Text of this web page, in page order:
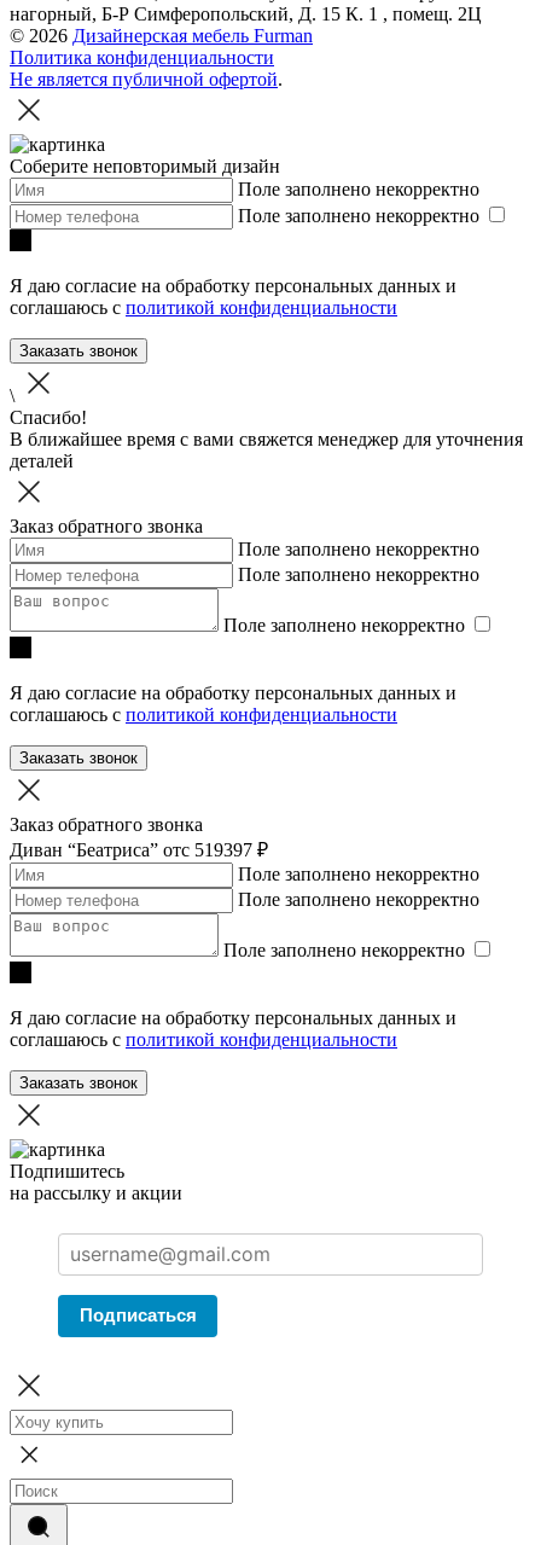
нагорный, Б-Р Симферопольский, Д. 15 К. 1 , помещ. 2Ц
© 2026 Дизайнерская мебель Furman
Политика конфиденциальности
Не является публичной офертой.
Соберите неповторимый дизайн
Поле заполнено некорректно
Поле заполнено некорректно
Я даю согласие на обработку персональных данных и
соглашаюсь с политикой конфиденциальности
Заказать звонок
\
Спасибо!
В ближайшее время с вами свяжется менеджер для уточнения
деталей
Заказ обратного звонка
Поле заполнено некорректно
Поле заполнено некорректно
Поле заполнено некорректно
Я даю согласие на обработку персональных данных и
соглашаюсь с политикой конфиденциальности
Заказать звонок
Заказ обратного звонка
Диван “Беатриса” отc 519397 ₽
Поле заполнено некорректно
Поле заполнено некорректно
Поле заполнено некорректно
Я даю согласие на обработку персональных данных и
соглашаюсь с политикой конфиденциальности
Заказать звонок
Подпишитесь
на рассылку и акции
Подписаться